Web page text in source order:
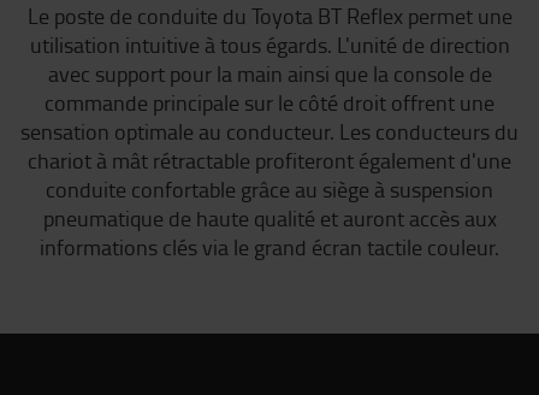
Le poste de conduite du Toyota BT Reflex permet une
utilisation intuitive à tous égards. L'unité de direction
avec support pour la main ainsi que la console de
commande principale sur le côté droit offrent une
sensation optimale au conducteur. Les conducteurs du
chariot à mât rétractable profiteront également d'une
conduite confortable grâce au siège à suspension
pneumatique de haute qualité et auront accès aux
informations clés via le grand écran tactile couleur.